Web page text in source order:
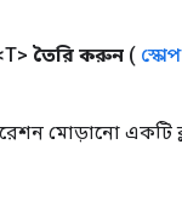
তৈরি করুন ( স্কোপ
মোড়ানো একটি